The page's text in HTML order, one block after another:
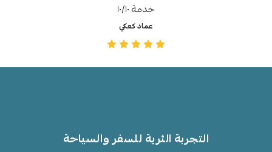
خدمة ١٠/١٠
عماد كعكي
التجربة الثرية للسفر والسياحة